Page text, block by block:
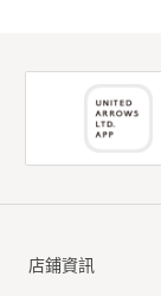
店鋪資訊